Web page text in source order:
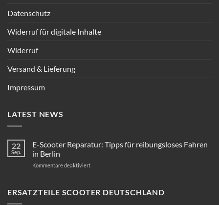
Datenschutz
Widerruf für digitale Inhalte
Widerruf
Versand & Lieferung
Impressum
LATEST NEWS
22
Sep.
E-Scooter Reparatur: Tipps für reibungsloses Fahren
in Berlin
Kommentare deaktiviertfür
Reparatur:
ERSATZTEILE SCOOTER DEUTSCHLAND